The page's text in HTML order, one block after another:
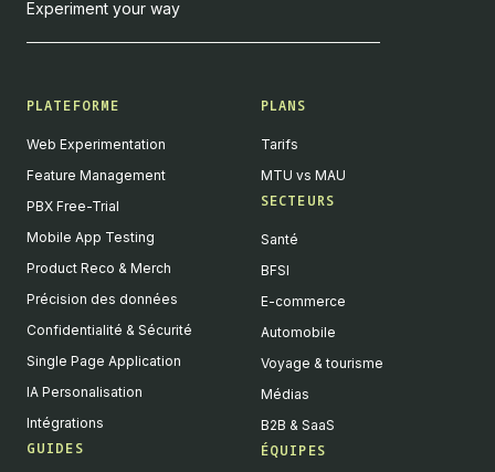
Experiment your way
PLATEFORME
Web Experimentation
Feature Management
PBX Free-Trial
Mobile App Testing
Product Reco & Merch
Précision des données
Confidentialité & Sécurité
Single Page Application
IA Personalisation
Intégrations
GUIDES
PLANS
Tarifs
MTU vs MAU
SECTEURS
Santé
BFSI
E-commerce
Automobile
Voyage & tourisme
Médias
B2B & SaaS
ÉQUIPES